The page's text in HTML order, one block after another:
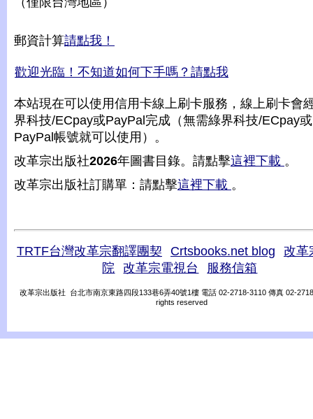
郵資計算請點我！
歡迎光臨！不知道如何下手嗎？請點我
本站現在可以使用信用卡線上刷卡服務，線上刷卡會
界科技/ECpay或PayPal完成（無需綠界科技/ECpay或
PayPal帳號就可以使用）。
改革宗出版社2026年圖書目錄。請點擊這裡下載 。
改革宗出版社訂購單：請點擊這裡下載 。
TRTF台灣改革宗翻譯團契 Crtsbooks.net blog
改革
院
改革宗電視台 服務信箱
改革宗出版社 台北市南京東路四段133巷6弄40號1樓 電話 02-2718-3110 傳真 02-
rights reserved